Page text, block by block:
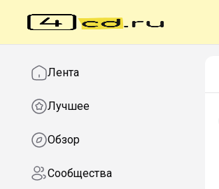
Лента
Лучшее
Обзор
Сообщества